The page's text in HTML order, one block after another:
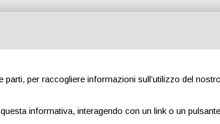
parti, per raccogliere informazioni sull’utilizzo del
informativa, interagendo con un link o un